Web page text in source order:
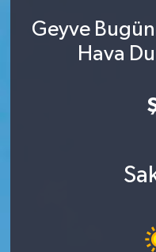
Geyve
Hava
Atamalar
Tüm Manşetler